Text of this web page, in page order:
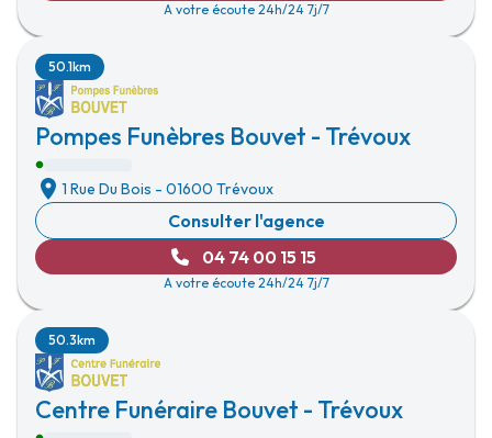
A votre écoute 24h/24 7j/7
Pompes Funèbres Bouvet - Trévoux
50.1km
1 Rue Du Bois - 01600 Trévoux
Consulter l'agence
04 74 00 15 15
A votre écoute 24h/24 7j/7
Centre Funéraire Bouvet - Trévoux
50.3km